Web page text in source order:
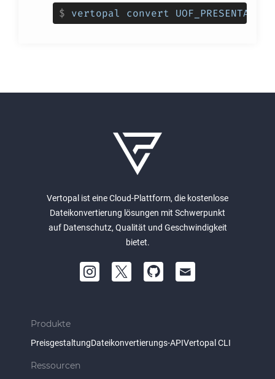
$ vertopal convert
Vertopal ist eine Cloud-Plattform, die kostenlose
Dateikonvertierung lösungen mit Schwerpunkt
auf Datenschutz, Qualität und Geschwindigkeit
bietet.
Produkte
PreisgestaltungDateikonvertierungs-APIVertopal CLI
Ressourcen